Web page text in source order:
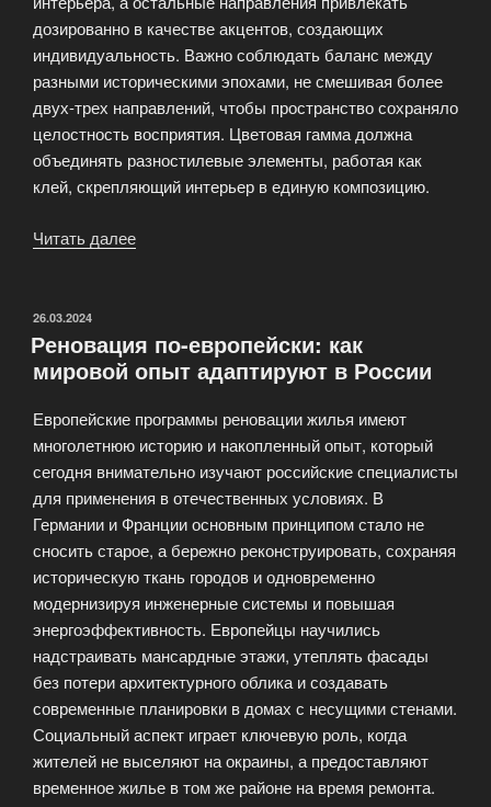
дозированно в качестве акцентов, создающих
индивидуальность. Важно соблюдать баланс между
разными историческими эпохами, не смешивая более
двух-трех направлений, чтобы пространство сохраняло
целостность восприятия. Цветовая гамма должна
объединять разностилевые элементы, работая как
клей, скрепляющий интерьер в единую композицию.
Читать далее
не
ошибиться
сочетаниях»
ОПУБЛИКОВАНО
26.03.2024
Реновация по-европейски: как
мировой опыт адаптируют в России
Европейские программы реновации жилья имеют
многолетнюю историю и накопленный опыт, который
сегодня внимательно изучают российские специалисты
для применения в отечественных условиях. В
Германии и Франции основным принципом стало не
сносить старое, а бережно реконструировать, сохраняя
историческую ткань городов и одновременно
модернизируя инженерные системы и повышая
энергоэффективность. Европейцы научились
надстраивать мансардные этажи, утеплять фасады
без потери архитектурного облика и создавать
современные планировки в домах с несущими стенами.
Социальный аспект играет ключевую роль, когда
жителей не выселяют на окраины, а предоставляют
временное жилье в том же районе на время ремонта.